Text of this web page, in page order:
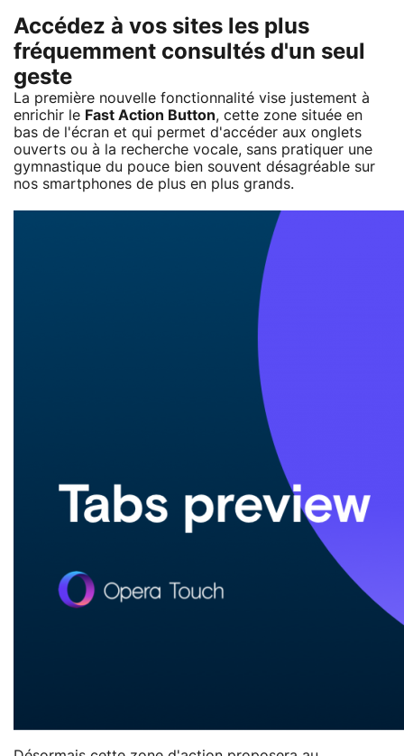
Accédez à vos sites les plus
fréquemment consultés d'un seul
geste
La première nouvelle fonctionnalité vise justement à
enrichir le Fast Action Button, cette zone située en
bas de l'écran et qui permet d'accéder aux onglets
ouverts ou à la recherche vocale, sans pratiquer une
gymnastique du pouce bien souvent désagréable sur
nos smartphones de plus en plus grands.